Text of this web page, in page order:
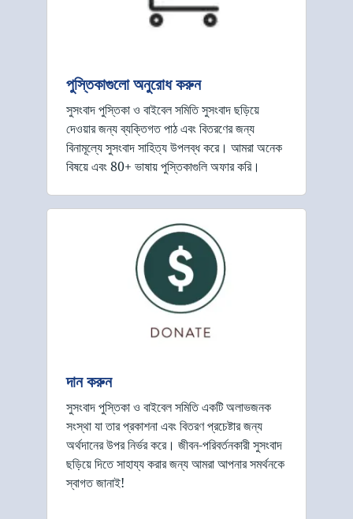
পুস্তিকাগুলো অনুরোধ করুন
সুসংবাদ পুস্তিকা ও বাইবেল সমিতি সুসংবাদ ছড়িয়ে
দেওয়ার জন্য ব্যক্তিগত পাঠ এবং বিতরণের জন্য
বিনামূল্যে সুসংবাদ সাহিত্য উপলব্ধ করে। আমরা অনেক
বিষয়ে এবং 80+ ভাষায় পুস্তিকাগুলি অফার করি।
দান করুন
সুসংবাদ পুস্তিকা ও বাইবেল সমিতি একটি অলাভজনক
সংস্থা যা তার প্রকাশনা এবং বিতরণ প্রচেষ্টার জন্য
অর্থদানের উপর নির্ভর করে। জীবন-পরিবর্তনকারী সুসংবাদ
ছড়িয়ে দিতে সাহায্য করার জন্য আমরা আপনার সমর্থনকে
স্বাগত জানাই!